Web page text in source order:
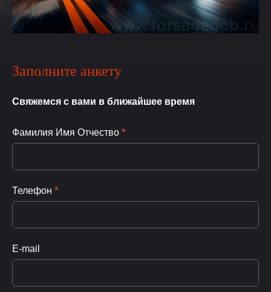
Заполните анкету
Свяжемся с вами в ближайшее время
Фамилия Имя Отчество *
Телефон *
E-mail